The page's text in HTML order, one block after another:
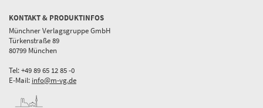
KONTAKT & PRODUKTINFOS
Münchner Verlagsgruppe GmbH
Türkenstraße 89
80799 München
Tel: +49 89 65 12 85 -0
E-Mail: info@m-vg.de